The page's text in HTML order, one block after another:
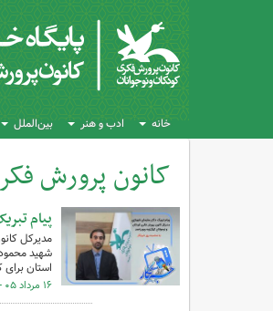
خانه ادب و هنر بین‌الملل
کانون پرورش
کل اخبار:15159 پیام
مدیرکل
شهید
استان برای
۱۶ مرداد ۰۵ - ۱۸:۰۵